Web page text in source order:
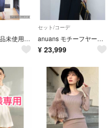
【タグ付き新品未使用】anuans ジャージーセットアップ ネイビー M
セット/コーデ
anuans モチーフヤーンニットセットアップ 黒
¥ 23,999